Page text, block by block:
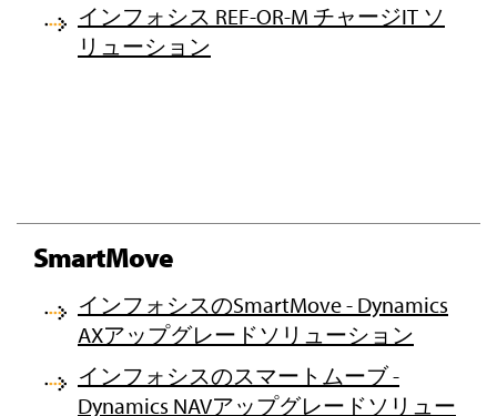
インフォシス REF-OR-M チャージIT ソ
リューション
SmartMove
インフォシスのSmartMove - Dynamics
AXアップグレードソリューション
インフォシスのスマートムーブ -
Dynamics NAVアップグレードソリュー